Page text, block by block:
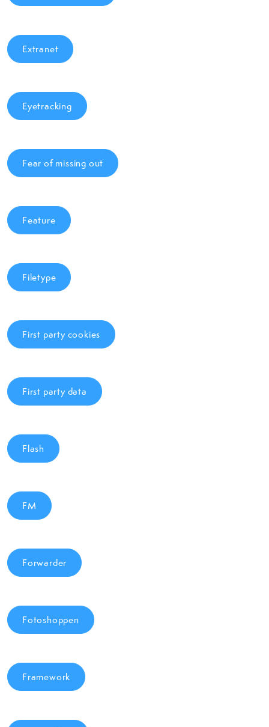
Extranet
Eyetracking
Fear of missing out
Feature
Filetype
First party cookies
First party data
Flash
FM
Forwarder
Fotoshoppen
Framework